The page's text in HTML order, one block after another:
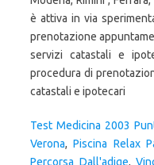
è attiva in via
prenotazione
servizi catastali e
procedura di
catastali e ipotecari
Test Medicina 2003
Verona,Piscina Relax
Percorsa Dall'adige,